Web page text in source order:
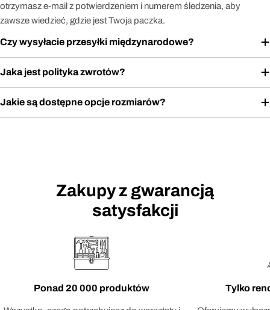
otrzymasz e-mail z potwierdzeniem i numerem śledzenia, aby
zawsze wiedzieć, gdzie jest Twoja paczka.
Czy wysyłacie przesyłki międzynarodowe?
Jaka jest polityka zwrotów?
Jakie są dostępne opcje rozmiarów?
Zakupy z gwarancją
satysfakcji
Ponad 20 000 produktów Tylko